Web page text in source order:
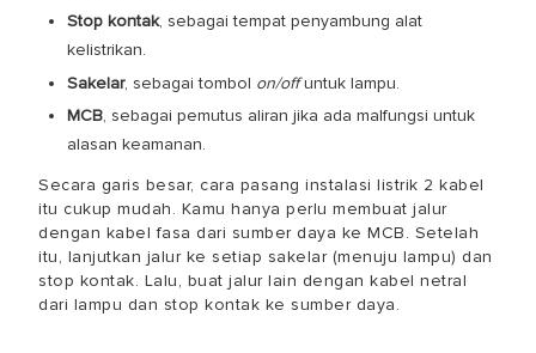
Stop kontak, sebagai tempat penyambung alat
kelistrikan.
Sakelar, sebagai tombol on/offuntuk lampu.
MCB, sebagai pemutus aliran jika ada malfungsi untuk
alasan keamanan.
Secara garis besar, cara pasang instalasi listrik 2 kabel
itu cukup mudah. Kamu hanya perlu membuat jalur
dengan kabel fasa dari sumber daya ke MCB. Setelah
itu, lanjutkan jalur ke setiap sakelar (menuju lampu) dan
stop kontak. Lalu, buat jalur lain dengan kabel netral
dari lampu dan stop kontak ke sumber daya.